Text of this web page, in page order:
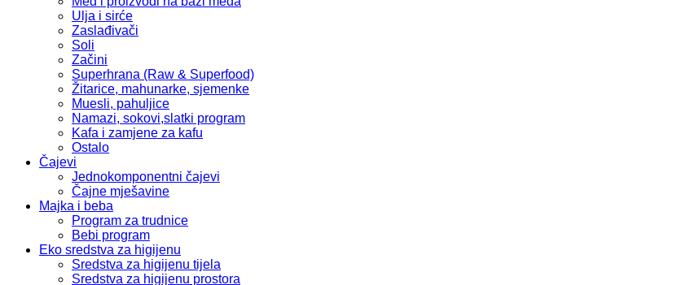
Ulja i sirće
Zaslađivači
Soli
Začini
Superhrana (Raw & Superfood)
Žitarice, mahunarke, sjemenke
Muesli, pahuljice
Namazi, sokovi,slatki program
Kafa i zamjene za kafu
Ostalo
Čajevi
Jednokomponentni čajevi
Čajne mješavine
Majka i beba
Program za trudnice
Bebi program
Eko sredstva za higijenu
Sredstva za higijenu tijela
Sredstva za higijenu prostora